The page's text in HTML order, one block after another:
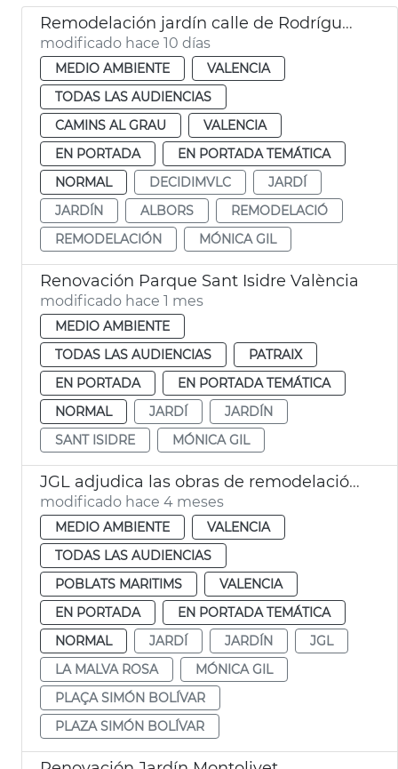
Remodelación jardín calle de Rodríguez de Cepeda València
modificado hace 10 días
MEDIO AMBIENTE
VALENCIA
TODAS LAS AUDIENCIAS
CAMINS AL GRAU
VALENCIA
EN PORTADA
EN PORTADA TEMÁTICA
NORMAL
DECIDIMVLC
JARDÍ
JARDÍN
ALBORS
REMODELACIÓ
REMODELACIÓN
MÓNICA GIL
Renovación Parque Sant Isidre València
modificado hace 1 mes
MEDIO AMBIENTE
TODAS LAS AUDIENCIAS
PATRAIX
EN PORTADA
EN PORTADA TEMÁTICA
NORMAL
JARDÍ
JARDÍN
SANT ISIDRE
MÓNICA GIL
JGL adjudica las obras de remodelación del jardín Simón Bolívar València
modificado hace 4 meses
MEDIO AMBIENTE
VALENCIA
TODAS LAS AUDIENCIAS
POBLATS MARITIMS
VALENCIA
EN PORTADA
EN PORTADA TEMÁTICA
NORMAL
JARDÍ JARDÍN
JGL
LA MALVA ROSA
MÓNICA GIL
PLAÇA SIMÓN BOLÍVAR
PLAZA SIMÓN BOLÍVAR